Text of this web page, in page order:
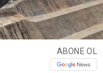
ABONE OL